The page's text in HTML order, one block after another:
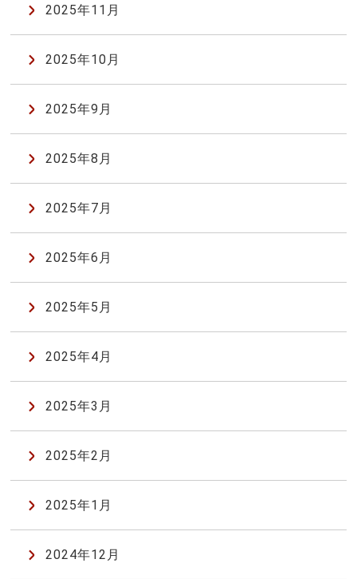
2025年11月
2025年10月
2025年9月
2025年8月
2025年7月
2025年6月
2025年5月
2025年4月
2025年3月
2025年2月
2025年1月
2024年12月